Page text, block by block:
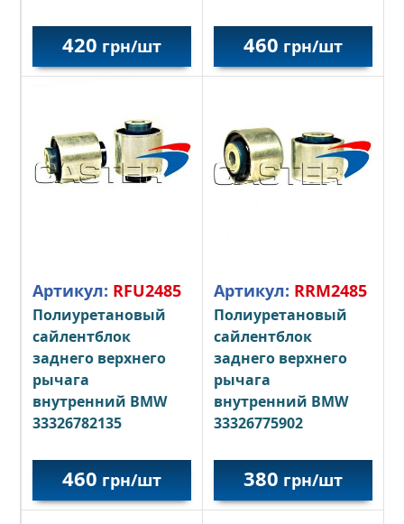
420 грн/шт 460 грн/шт
Артикул: RFU2485
Полиуретановый
сайлентблок
заднего верхнего
рычага
внутренний BMW
33326782135
460 грн/шт
Артикул: RRM2485
Полиуретановый
сайлентблок
заднего верхнего
рычага
внутренний BMW
33326775902
380 грн/шт